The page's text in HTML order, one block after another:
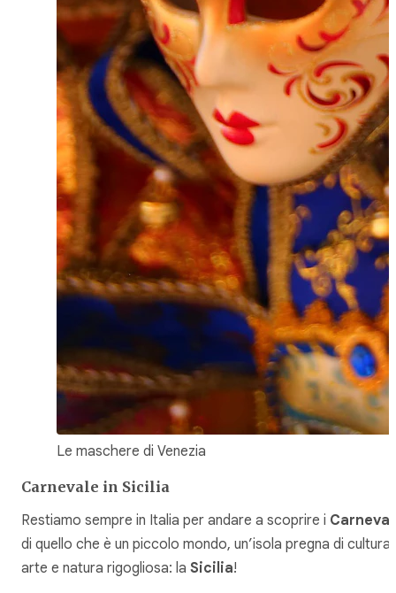
Le maschere di Venezia
Carnevale in Sicilia
Restiamo sempre in Italia per andare a scoprire i
di quello che è un piccolo mondo, un’isola pregna di cultura,
arte e natura rigogliosa: la Sicilia!